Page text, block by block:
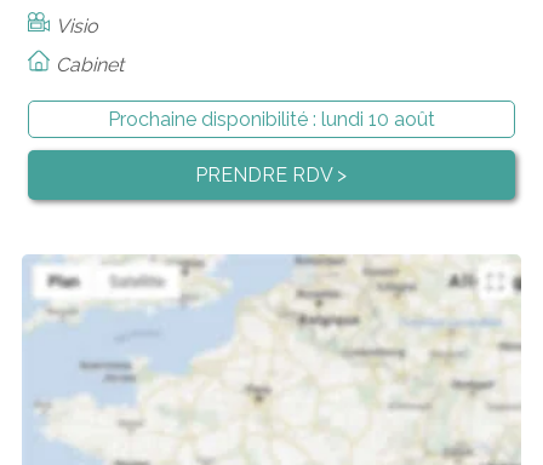
Visio
Cabinet
Prochaine disponibilité : lundi 10 août
PRENDRE RDV >